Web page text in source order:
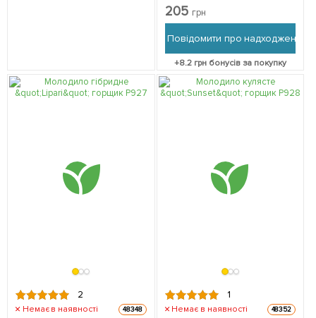
упаковці
205 грн
Повідомити про надходження
+8.2грн бонусів за покупку
2
Немає в наявності 48348
1
Немає в наявності 48352